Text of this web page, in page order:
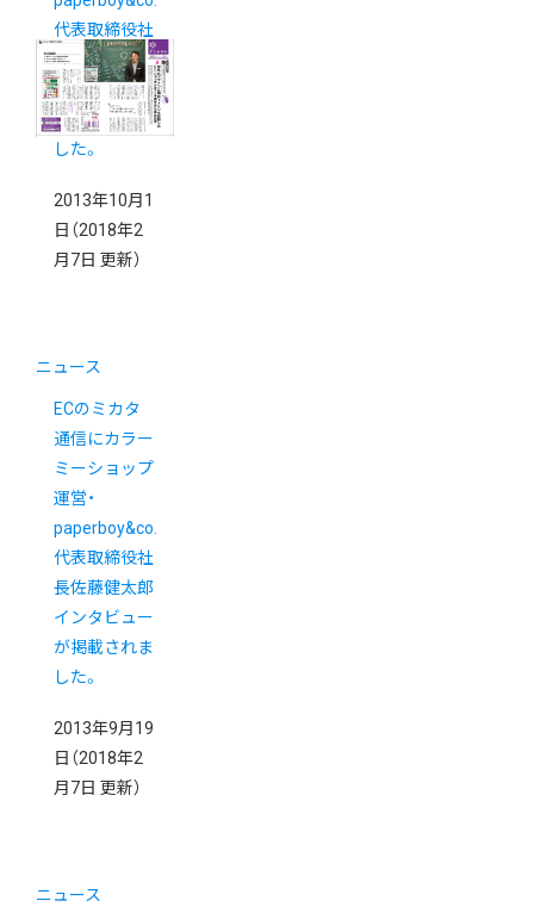
代表取締役社
長佐藤健太郎
インタビュー
が掲載されま
した。
2013年10月1
日 （2018年2
月7日 更新）
ニュース
ECのミカタ
通信にカラー
ミーショップ
運営・
paperboy&co.
代表取締役社
長佐藤健太郎
インタビュー
が掲載されま
した。
2013年9月19
日 （2018年2
月7日 更新）
ニュース